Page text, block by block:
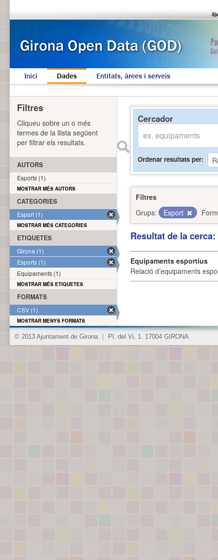
Inici Dades Entitats, àrees i serveis
Cercador
Ordenar resultats per
Filtres
Grups:
Esport
Resultat de la
Equipaments esportius
Relació d’equipaments
Filtres
Cliqueu sobre un o més
termes de la llista següent
per filtrar els resultats.
AUTORS
Esports (1)
MOSTRAR MÉS AUTORS
CATEGORIES
Esport (1)
MOSTRAR MÉS CATEGORIES
ETIQUETES
Girona (1)
Esports (1)
Equipaments (1)
MOSTRAR MÉS ETIQUETES
FORMATS
CSV (1)
MOSTRAR MENYS FORMATS
© 2013 Ajuntament de Girona Pl. del Vi, 1. 17004 GIRONA